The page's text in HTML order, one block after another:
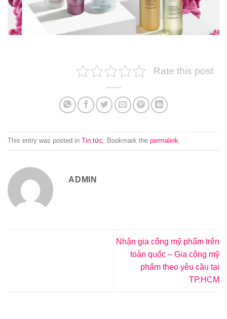
Rate this post
This entry was posted in Tin tức. Bookmark the permalink.
ADMIN
Nhận gia công mỹ phẩm trên
toàn quốc – Gia công mỹ
phẩm theo yêu cầu tại
TP.HCM